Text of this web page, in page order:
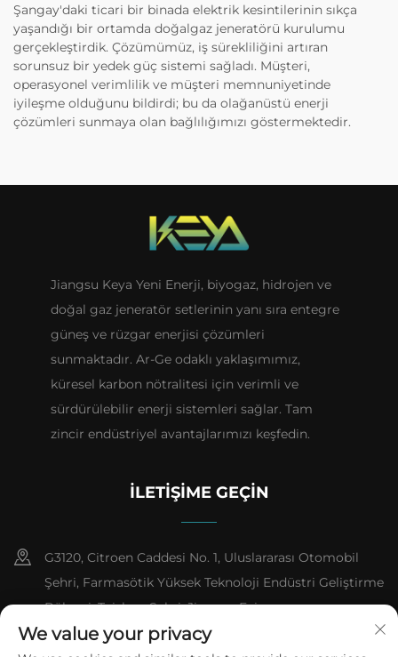
Şangay'daki ticari bir binada elektrik kesintilerinin sıkça
yaşandığı bir ortamda doğalgaz jeneratörü kurulumu
gerçekleştirdik. Çözümümüz, iş sürekliliğini artıran
sorunsuz bir yedek güç sistemi sağladı. Müşteri,
operasyonel verimlilik ve müşteri memnuniyetinde
iyileşme olduğunu bildirdi; bu da olağanüstü enerji
çözümleri sunmaya olan bağlılığımızı göstermektedir.
Jiangsu Keya Yeni Enerji, biyogaz, hidrojen ve
doğal gaz jeneratör setlerinin yanı sıra entegre
güneş ve rüzgar enerjisi çözümleri
sunmaktadır. Ar-Ge odaklı yaklaşımımız,
küresel karbon nötralitesi için verimli ve
sürdürülebilir enerji sistemleri sağlar. Tam
zincir endüstriyel avantajlarımızı keşfedin.
İLETIŞIME GEÇIN
G3120, Citroen Caddesi No. 1, Uluslararası Otomobil
Şehri, Farmasötik Yüksek Teknoloji Endüstri Geliştirme
Bölgesi, Taizhou Şehri, Jiangsu Evi
+86-13151618059
We value your privacy